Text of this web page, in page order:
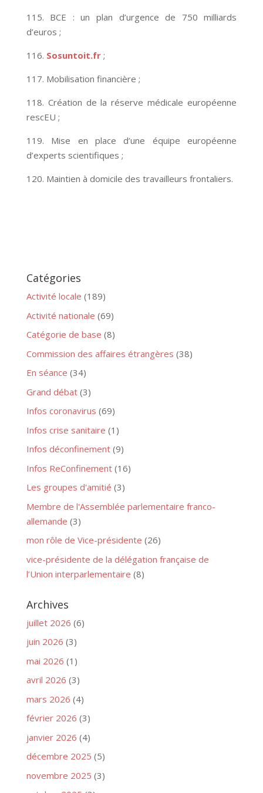
115. BCE : un plan d’urgence de 750 milliards
d’euros ;
116. Sosuntoit.fr ;
117. Mobilisation financière ;
118. Création de la réserve médicale européenne
rescEU ;
119. Mise en place d’une équipe européenne
d’experts scientifiques ;
120. Maintien à domicile des travailleurs frontaliers.
Catégories
Activité locale (189)
Activité nationale (69)
Catégorie de base (8)
Commission des affaires étrangères (38)
En séance (34)
Grand débat(3)
Infos coronavirus (69)
Infos crise sanitaire (1)
Infos déconfinement(9)
Infos ReConfinement(16)
Les groupes d'amitié (3)
Membre de l'Assemblée parlementaire franco-
allemande (3)
mon rôle de Vice-présidente (26)
vice-présidente de la délégation française de
l’Union interparlementaire (8)
Archives
juillet 2026 (6)
juin 2026 (3)
mai 2026 (1)
avril 2026 (3)
mars 2026 (4)
février 2026 (3)
janvier 2026 (4)
décembre 2025 (5)
novembre 2025 (3)